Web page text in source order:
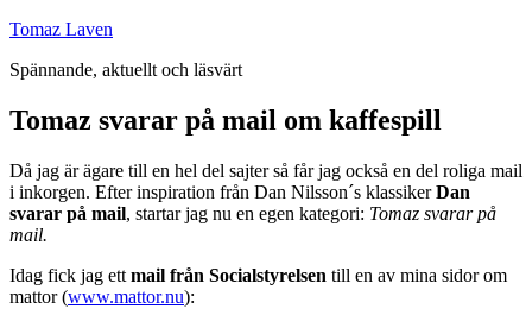
Hoppa
innehåll
Tomaz Laven
Spännande, aktuellt och läsvärt
Tomaz svarar på mail om kaffespill
Då jag är ägare till en hel del sajter så får jag också en del roliga mail
i inkorgen. Efter inspiration från Dan Nilsson´s klassikerDan
svarar på mail, startar jag nu en egen kategori: Tomaz svarar på
mail.
Idag fick jag ett mail från Socialstyrelsen till en av mina sidor om
mattor (www.mattor.nu):